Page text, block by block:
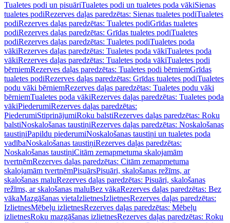
Tualetes podi un pisuāriTualetes podi un tualetes poda vākiSienas
tualetes podiRezerves daļas paredzētas: Sienas tualetes podiTualetes
podiRezerves daļas paredzētas: Tualetes podiGrīdas tualetes
podiRezerves daļas paredzētas: Grīdas tualetes podiTualetes
podiRezerves daļas paredzētas: Tualetes podiTualetes poda
vākiRezerves daļas paredzētas: Tualetes poda vākiTualetes poda
vākiRezerves daļas paredzētas: Tualetes poda vākiTualetes podi
bērniemRezerves daļas paredzētas: Tualetes podi bērniemGrīdas
tualetes podiRezerves daļas paredzētas: Grīdas tualetes podiTualetes
podu vāki bērniemRezerves daļas paredzētas: Tualetes podu vāki
bērniemTualetes poda vākiRezerves daļas paredzētas: Tualetes poda
vākiPiederumiRezerves daļas paredzētas:
PiederumiStiprinājumiRoku balstiRezerves daļas paredzētas: Roku
balstiNoskalošanas taustiņiRezerves daļas paredzētas: Noskalošanas
taustiņiPapildu piederumiNoskalošanas taustiņi un tualetes poda
vadībaNoskalošanas taustiņiRezerves daļas paredzētas:
Noskalošanas taustiņiCitām zemapmetuma skalojamām
tvertnēmRezerves daļas paredzētas: Citām zemapmetuma
skalojamām tvertnēmPisuārsPisuāri, skalošanas režīms, ar
skalošanas maluRezerves daļas paredzētas: Pisuāri, skalošanas
režīms, ar skalošanas maluBez vākaRezerves daļas paredzētas: Bez
vākaMazgāšanas vietaIzlietnesIzlietnesRezerves daļas paredzētas:
IzlietnesMēbeļu izlietnesRezerves daļas paredzētas: Mēbeļu
izlietnesRoku mazgāšanas izlietnesRezerves daļas paredzētas: Roku